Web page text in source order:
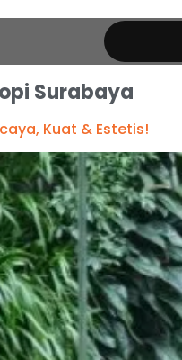
Surabaya
Kuat & Estetis!